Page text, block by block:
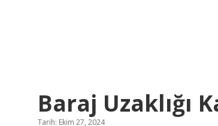
Baraj Uzaklığı
Tarih: Ekim 27, 2024